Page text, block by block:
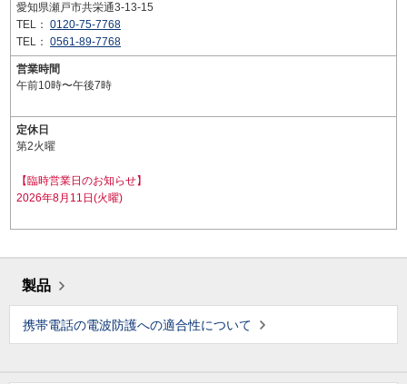
愛知県瀬戸市共栄通3-13-15
TEL： 0120-75-7768
TEL： 0561-89-7768
営業時間
午前10時〜午後7時
定休日
第2火曜
【臨時営業日のお知らせ】
2026年8月11日(火曜)
製品
携帯電話の電波防護への適合性について